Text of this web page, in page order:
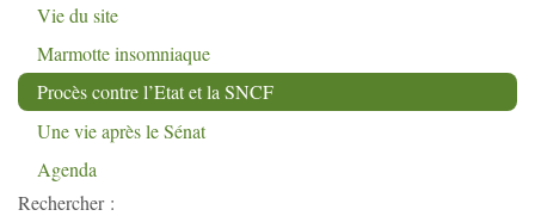
Vie du site
Marmotte insomniaque
Procès contre l’Etat et la SNCF
Une vie après le Sénat
Agenda
Rechercher :